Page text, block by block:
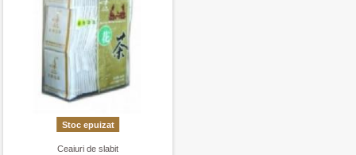
Stoc epuizat
Ceaiuri de slabit